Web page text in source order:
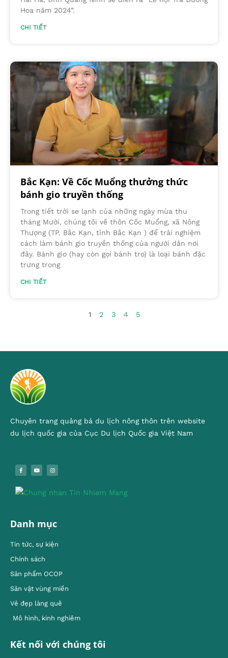
Hoa năm 2024”.
CHI TIẾT
Bắc Kạn: Về Cốc Muổng thưởng thức
bánh gio truyền thống
Trong tiết trời se lạnh của những ngày mùa thu
tháng Mười, chúng tôi về thôn Cốc Muổng, xã Nông
Thượng (TP. Bắc Kạn, tỉnh Bắc Kạn ) để trải nghiệm
cách làm bánh gio truyền thống của người dân nơi
đây. Bánh gio (hay còn gọi bánh tro) là loại bánh đặc
trưng trong
CHI TIẾT
1 2 3 4 5
Chuyên trang quảng bá du lịch nông thôn trên website
du lịch quốc gia của Cục Du lịch Quốc gia Việt Nam
Danh mục
Tin tức, sự kiện
Chính sách
Sản phẩm OCOP
Sản vật vùng miền
Vẻ đẹp làng quê
Mô hình, kinh nghiêm
Kết nối với chúng tôi